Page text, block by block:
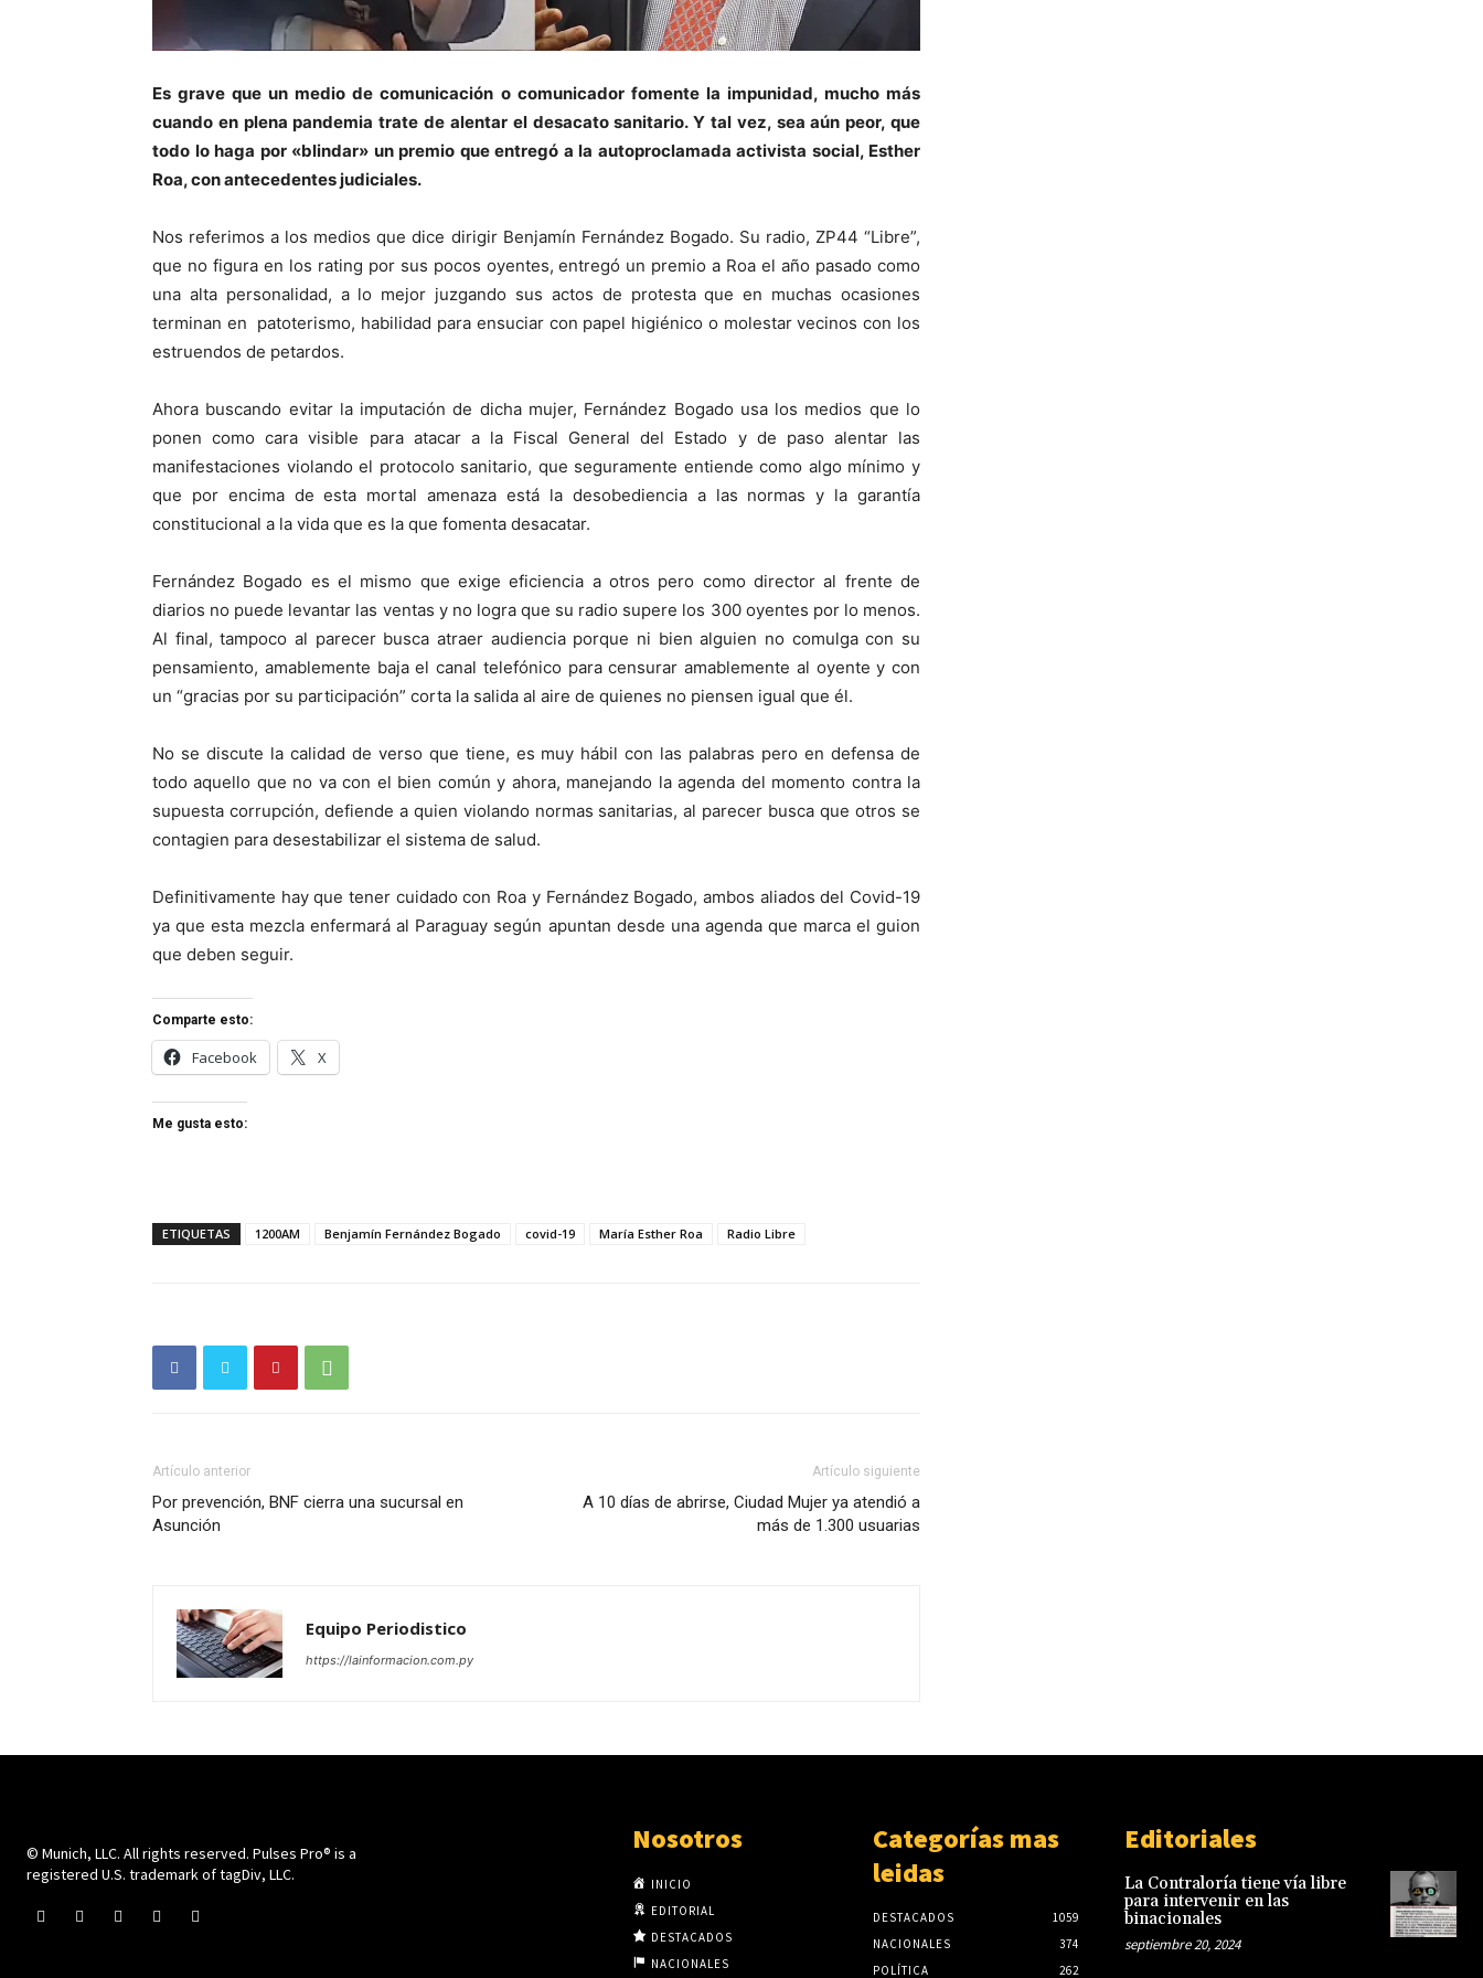
Es grave que un medio de comunicación o comunicador fomente la impunidad, mucho más
cuando en plena pandemia trate de alentar el desacato sanitario. Y tal vez, sea aún peor, que
todo lo haga por «blindar» un premio que entregó a la autoproclamada activista social, Esther
Roa, con antecedentes judiciales.
Nos referimos a los medios que dice dirigir Benjamín Fernández Bogado. Su radio, ZP44 “Libre”,
que no figura en los rating por sus pocos oyentes, entregó un premio a Roa el año pasado como
una alta personalidad, a lo mejor juzgando sus actos de protesta que en muchas ocasiones
terminan en patoterismo, habilidad para ensuciar con papel higiénico o molestar vecinos con los
estruendos de petardos.
Ahora buscando evitar la imputación de dicha mujer, Fernández Bogado usa los medios que lo
ponen como cara visible para atacar a la Fiscal General del Estado y de paso alentar las
manifestaciones violando el protocolo sanitario, que seguramente entiende como algo mínimo y
que por encima de esta mortal amenaza está la desobediencia a las normas y la garantía
constitucional a la vida que es la que fomenta desacatar.
Fernández Bogado es el mismo que exige eficiencia a otros pero como director al frente de
diarios no puede levantar las ventas y no logra que su radio supere los 300 oyentes por lo menos.
Al final, tampoco al parecer busca atraer audiencia porque ni bien alguien no comulga con su
pensamiento, amablemente baja el canal telefónico para censurar amablemente al oyente y con
un “gracias por su participación” corta la salida al aire de quienes no piensen igual que él.
No se discute la calidad de verso que tiene, es muy hábil con las palabras pero en defensa de
todo aquello que no va con el bien común y ahora, manejando la agenda del momento contra la
supuesta corrupción, defiende a quien violando normas sanitarias, al parecer busca que otros se
contagien para desestabilizar el sistema de salud.
Definitivamente hay que tener cuidado con Roa y Fernández Bogado, ambos aliados del Covid-19
ya que esta mezcla enfermará al Paraguay según apuntan desde una agenda que marca el guion
que deben seguir.
Comparte esto:
Facebook X
Me gusta esto:
ETIQUETAS 1200AM Benjamín Fernández Bogado covid-19 María Esther Roa Radio Libre
Artículo anterior
Por prevención, BNF cierra una sucursal en
Asunción
Artículo siguiente
A 10 días de abrirse, Ciudad Mujer ya atendió a
más de 1.300 usuarias
Equipo Periodistico
https://lainformacion.com.py
© Munich, LLC. All rights reserved. Pulses Pro® is a
registered U.S. trademark of tagDiv, LLC.
Nosotros
INICIO
EDITORIAL
DESTACADOS
NACIONALES
Categorías mas
leidas
DESTACADOS
1059
NACIONALES
374
POLÍTICA
262
Editoriales
La Contraloría tiene vía libre
para intervenir en las
binacionales
septiembre 20, 2024